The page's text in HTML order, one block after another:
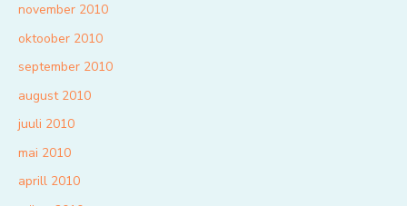
november 2010
oktoober 2010
september 2010
august 2010
juuli 2010
mai 2010
aprill 2010